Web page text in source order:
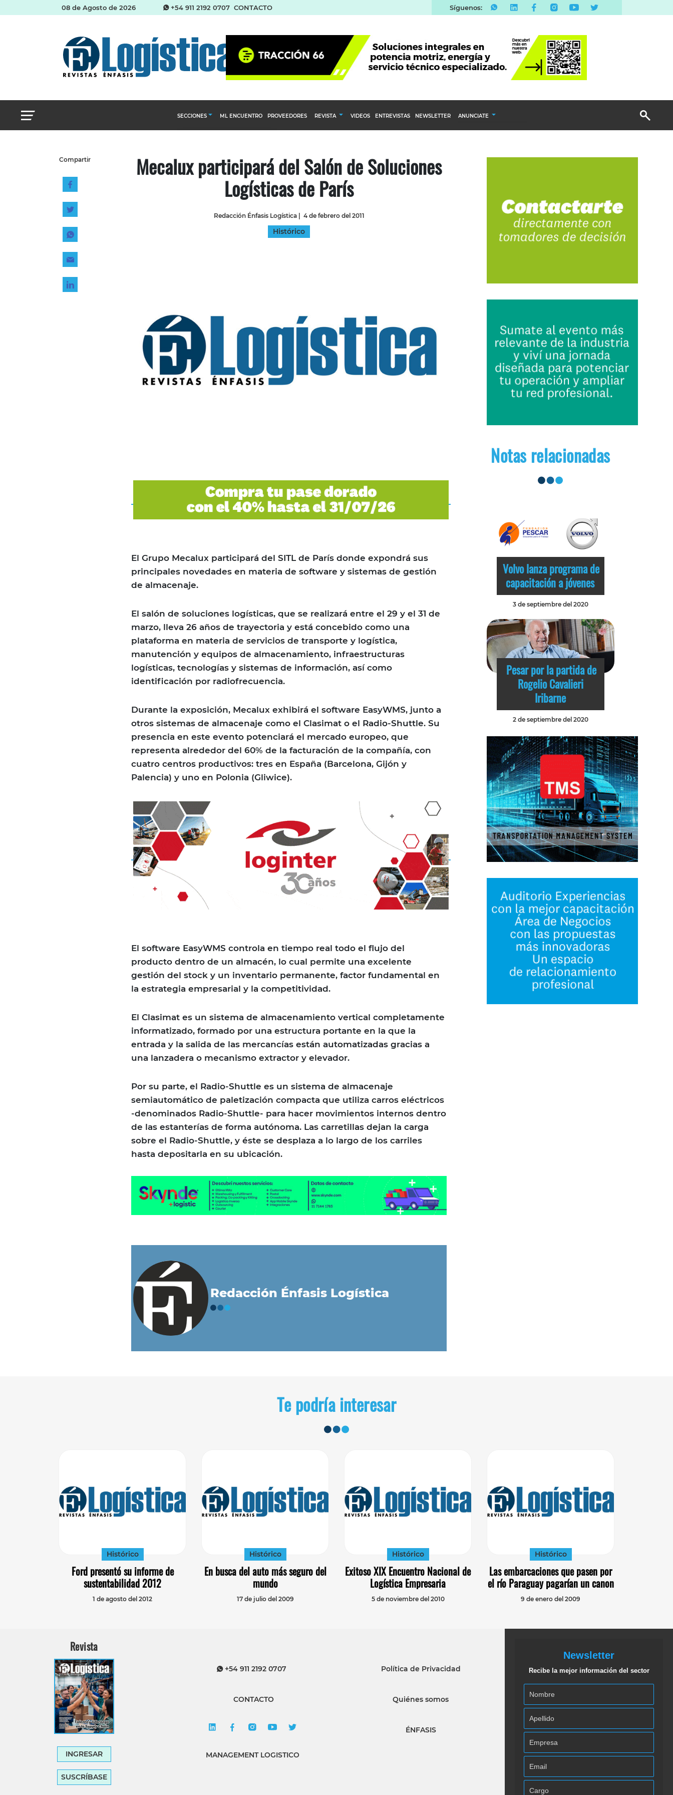
08 de Agosto de 2026 +54 911 2192 0707 CONTACTO Síguenos:
SECCIONES
Almacenes e inventarios
Cadena de Suministro del Agro
Logística y distribución
Management
ML ENCUENTRO PROVEEDORES REVISTA VIDEOS ENTREVISTAS NEWSLETTER ANUNCIATE
Email Marketing
Compartir Mecalux participará del Salón de Soluciones
Logísticas de París
Redacción Énfasis Logística| 4 de febrero del 2011
Histórico
El Grupo Mecalux participará del SITL de París donde expondrá sus
principales novedades en materia de software y sistemas de gestión
de almacenaje.
El salón de soluciones logísticas, que se realizará entre el 29 y el 31 de
marzo, lleva 26 años de trayectoria y está concebido como una
plataforma en materia de servicios de transporte y logística,
manutención y equipos de almacenamiento, infraestructuras
logísticas, tecnologías y sistemas de información, así como
identificación por radiofrecuencia.
Durante la exposición, Mecalux exhibirá el software EasyWMS, junto a
otros sistemas de almacenaje como el Clasimat o el Radio-Shuttle. Su
presencia en este evento potenciará el mercado europeo, que
representa alrededor del 60% de la facturación de la compañía, con
cuatro centros productivos: tres en España (Barcelona, Gijón y
Palencia) y uno en Polonia (Gliwice).
El software EasyWMS controla en tiempo real todo el flujo del
producto dentro de un almacén, lo cual permite una excelente
gestión del stock y un inventario permanente, factor fundamental en
la estrategia empresarial y la competitividad.
El Clasimat es un sistema de almacenamiento vertical completamente
informatizado, formado por una estructura portante en la que la
entrada y la salida de las mercancías están automatizadas gracias a
una lanzadera o mecanismo extractor y elevador.
Por su parte, el Radio-Shuttle es un sistema de almacenaje
semiautomático de paletización compacta que utiliza carros eléctricos
-denominados Radio-Shuttle- para hacer movimientos internos dentro
de las estanterías de forma autónoma. Las carretillas dejan la carga
sobre el Radio-Shuttle, y éste se desplaza a lo largo de los carriles
hasta depositarla en su ubicación.
Redacción Énfasis Logística
Notas relacionadas
Volvo lanza programa de
capacitación a jóvenes
3 de septiembre del 2020
Pesar por la partida de
Rogelio Cavalieri
Iribarne
2 de septiembre del 2020
Te podría interesar
Histórico
Ford presentó su informe de
sustentabilidad 2012
1 de agosto del 2012
Histórico
En busca del auto más seguro del
mundo
17 de julio del 2009
Histórico
Exitoso XIX Encuentro Nacional de
Logística Empresaria
5 de noviembre del 2010
Histórico
Las embarcaciones que pasen por
el río Paraguay pagarían un canon
9 de enero del 2009
Revista
INGRESAR
SUSCRÍBASE
+54 911 2192 0707
CONTACTO
MANAGEMENT LOGISTICO
Política de Privacidad
Quiénes somos
ÉNFASIS
Newsletter
Recibe la mejor información del sector